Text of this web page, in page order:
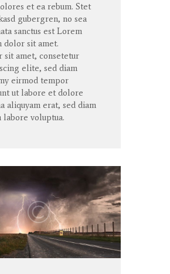
et ea rebum. Stet
gubergren, no sea
sanctus est Lorem
dolor sit amet.
sit amet, consetetur
elite, sed diam
eirmod tempor
ut labore et dolore
aliquyam erat, sed diam
labore voluptua.